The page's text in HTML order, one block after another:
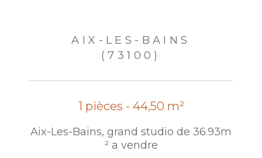
AIX-LES-BAINS
(73100)
1 pièces - 44,50 m²
Aix-Les-Bains, grand studio de 36.93m
² a vendre